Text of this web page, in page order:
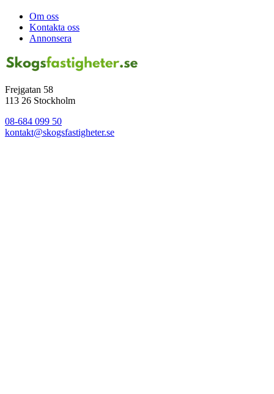
Om oss
Kontakta oss
Annonsera
Frejgatan 58
113 26 Stockholm
08-684 099 50
kontakt@skogsfastigheter.se